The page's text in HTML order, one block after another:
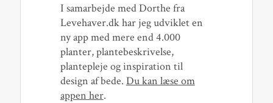
I samarbejde med Dorthe fra
Levehaver.dk har jeg udviklet en
ny app med mere end 4.000
planter, plantebeskrivelse,
plantepleje og inspiration til
design af bede. Du kan læse om
appen her.